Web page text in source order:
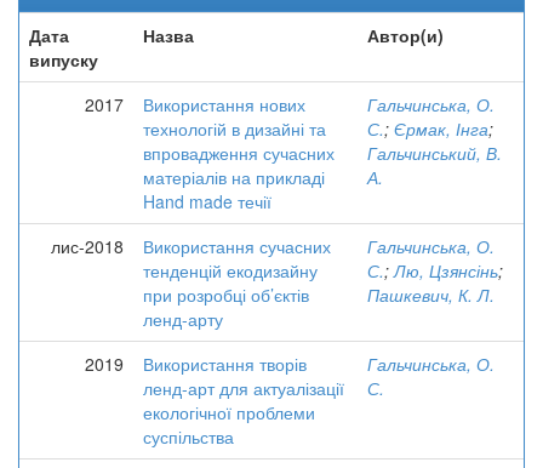
Дата
випуску
Назва Автор(и)
2017
Використання нових
технологій в дизайні та
впровадження сучасних
матеріалів на прикладі
Hand made течії
Гальчинська, О.
С.; Єрмак, Інга;
Гальчинський, В.
А.
лис-2018
Використання сучасних
тенденцій екодизайну
при розробці об’єктів
ленд-арту
Гальчинська, О.
С.;Лю, Цзянсінь;
Пашкевич, К. Л.
2019
Використання творів
ленд-арт для актуалізації
екологічної проблеми
суспільства
Гальчинська, О.
С.